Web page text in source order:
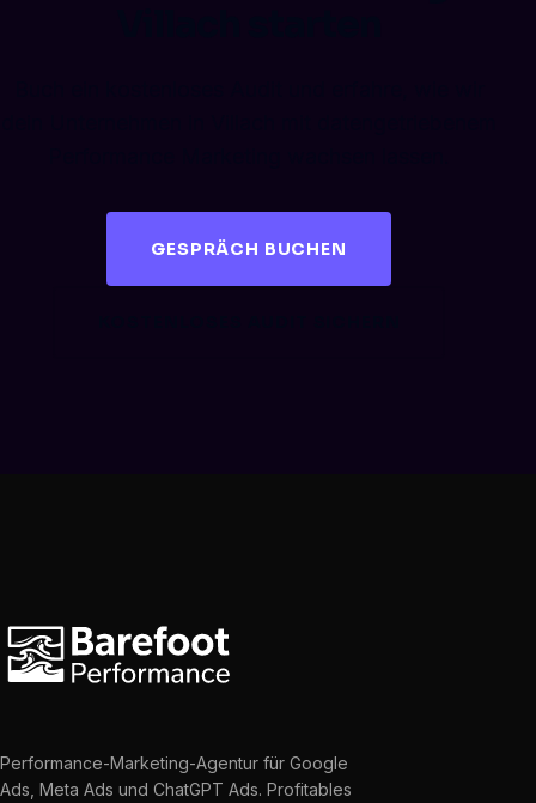
GESPRÄCH BUCHEN
Performance-Marketing-Agentur für Google
Ads, Meta Ads und ChatGPT Ads. Profitables